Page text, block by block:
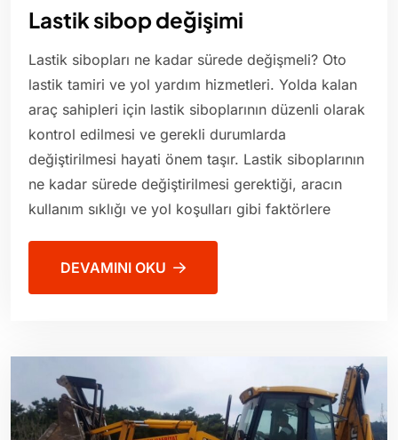
Lastik sibop değişimi
Lastik sibopları ne kadar sürede değişmeli? Oto
lastik tamiri ve yol yardım hizmetleri. Yolda kalan
araç sahipleri için lastik siboplarının düzenli olarak
kontrol edilmesi ve gerekli durumlarda
değiştirilmesi hayati önem taşır. Lastik siboplarının
ne kadar sürede değiştirilmesi gerektiği, aracın
kullanım sıklığı ve yol koşulları gibi faktörlere
DEVAMINI OKU